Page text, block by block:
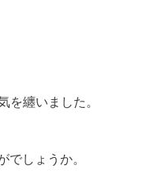
を纏いました。
でしょうか。